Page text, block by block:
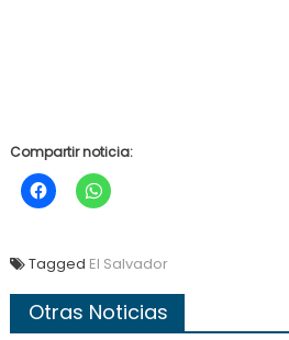
Compartir noticia:
Tagged El Salvador
Otras Noticias